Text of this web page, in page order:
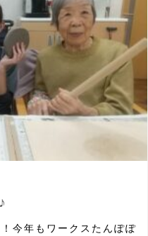
今年もワークスたんぽぽ